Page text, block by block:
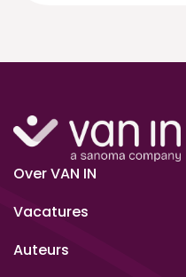
Over VAN IN
Vacatures
Auteurs